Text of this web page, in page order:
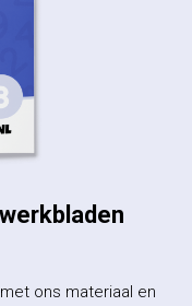
ons materiaal en